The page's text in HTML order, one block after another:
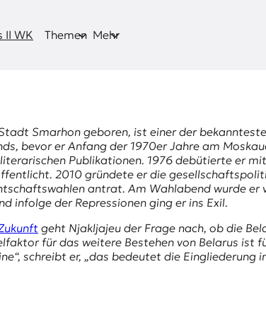
II WK Themen Mehr
Smarhon geboren, ist einer der
bevor er Anfang der 1970er Jahre am
Publikationen. 1976 debütierte er
2010 gründete er die
antrat. Am Wahlabend wurde
infolge der Repressionen ging er ins Exil.
geht Njakljajeu der Frage nach, ob die
für das weitere Bestehen von Belarus ist
schreibt er, „das bedeutet die Eingliederung